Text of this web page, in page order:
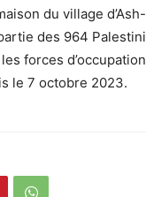
du village
des 964
forces
le 7 octobre 2023.